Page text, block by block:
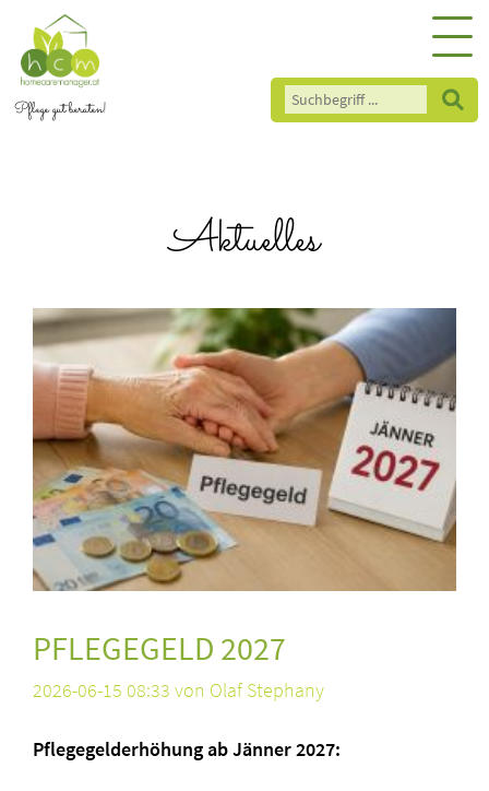
Pflege gut beraten!
Aktuelles
PFLEGEGELD 2027
2026-06-15 08:33 von Olaf Stephany
Pflegegelderhöhung ab Jänner 2027: